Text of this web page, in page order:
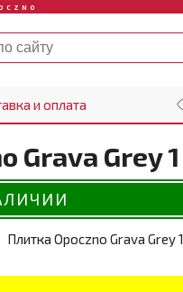
и оплата
Grava Grey 1
Плитка Opoczno Grava Grey 1